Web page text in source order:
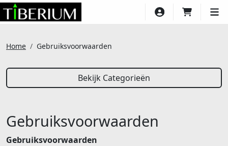
Account
Home Gebruiksvoorwaarden
Bekijk Categorieën
Gebruiksvoorwaarden
Gebruiksvoorwaarden